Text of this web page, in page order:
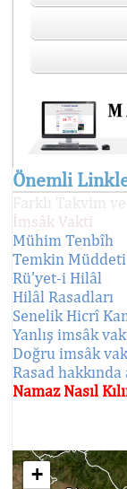
Önemli
Farklı Takvim
İmsâk Vakti
Mühim Tenbîh
Temkin Müddeti
Rü'yet-i Hilâl
Hilâl Rasadları
Senelik Hicrî
Yanlış imsâk
Doğru imsâk
Rasad hakkında
Namaz Nasıl
+